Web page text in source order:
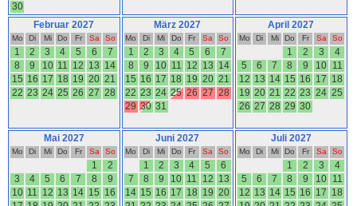
30
Februar 2027
Mo Di Mi Do Fr Sa So
1 2 3 4 5 6
7
8
9 10 11 12 13 14
15 16 17 18 19 20 21
22 23 24 25 26 27 28
März 2027
Mo Di Mi Do Fr Sa So
1 2 3 4 5 6
7
8
9 10 11 12 13 14
15 16 17 18 19 20 21
22 23 24 25 26 27 28
29 30 31
April 2027
Mo Di Mi Do Fr Sa So
1 2 3
4
5
6 7 8 9 10 11
12 13 14 15 16 17 18
19 20 21 22 23 24 25
26 27 28 29 30
Mai 2027
Mo Di Mi Do Fr Sa So
1
2
3
4 5 6 7 8
9
10 11 12 13 14 15 16
Juni 2027
Mo Di Mi Do Fr Sa So
1 2 3 4 5
6
7
8 9 10 11 12 13
14 15 16 17 18 19 20
Juli 2027
Mo Di Mi Do Fr Sa So
1 2 3
4
5
6 7 8 9 10 11
12 13 14 15 16 17 18